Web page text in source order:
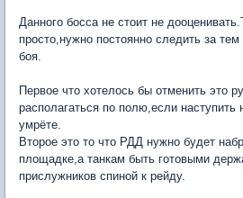
Данного босса не стоит не
просто,нужно постоянно следить за
боя.
Первое что хотелось бы отменить это
располагаться по полю,если
умрёте.
Второе это то что РДД нужно будет
площадке,а танкам быть готовыми
прислужников спиной к рейду.